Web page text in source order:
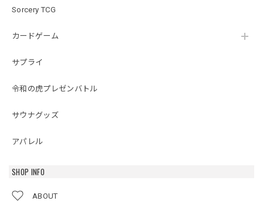
Sorcery TCG
カードゲーム
サプライ
令和の虎プレゼンバトル
サウナグッズ
アパレル
SHOP INFO
ABOUT